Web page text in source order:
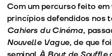
Com um percurso feito
princípios defendidos nos
Cahiers du Cinéma,
Nouvelle Vague, de que